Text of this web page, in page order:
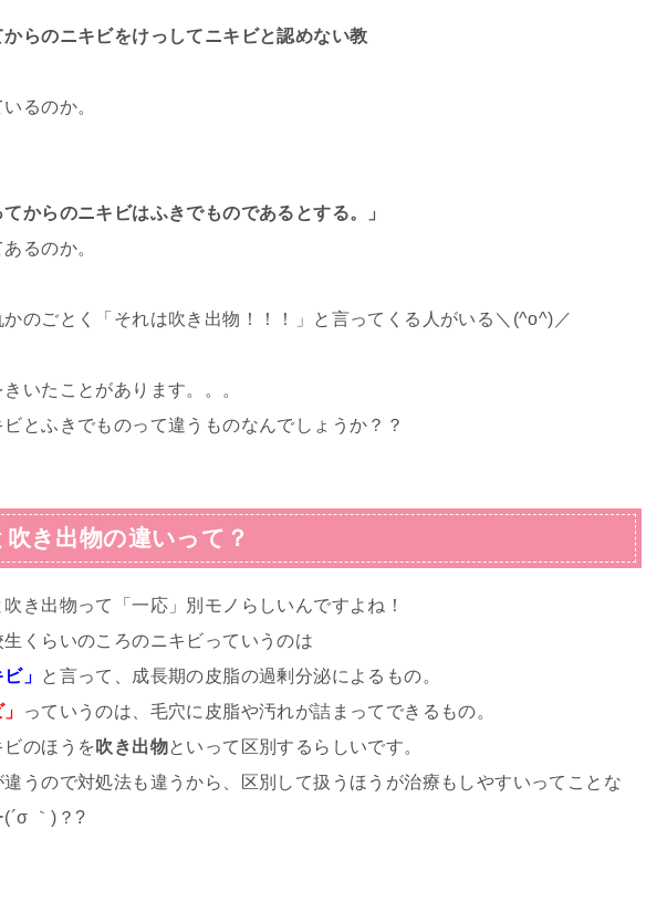
からのニキビをけっしてニキビと認めない教
るのか。
てからのニキビはふきでものであるとする。」
るのか。
かのごとく「それは吹き出物！！！」と言ってくる人がいる＼(^o^)／
いたことがあります。。。
とふきでものって違うものなんでしょうか？？
き出物の違いって？
き出物って「一応」別モノらしいんですよね！
くらいのころのニキビっていうのは
」 と言って、成長期の皮脂の過剰分泌によるもの。
っていうのは、毛穴に皮脂や汚れが詰まってできるもの。
のほうを吹き出物といって区別するらしいです。
違うので対処法も違うから、区別して扱うほうが治療もしやすいってことな
｀)？?